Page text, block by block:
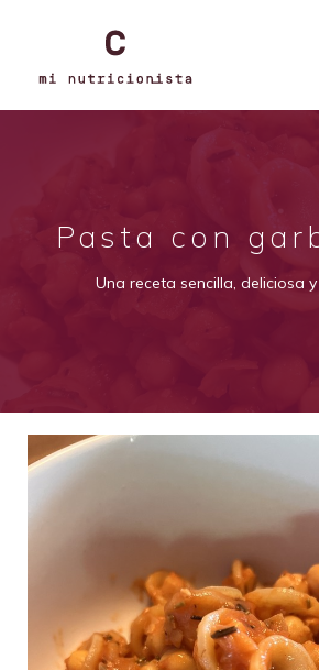
Pasta con
Una receta sencilla, deliciosa